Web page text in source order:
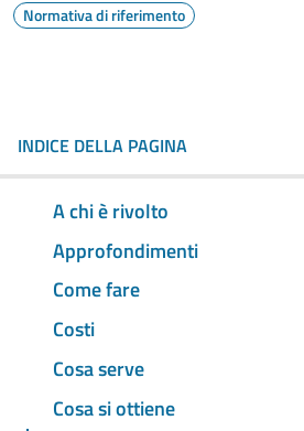
Normativa di riferimento
INDICE DELLA PAGINA
A chi è rivolto
Approfondimenti
Come fare
Costi
Cosa serve
Cosa si ottiene